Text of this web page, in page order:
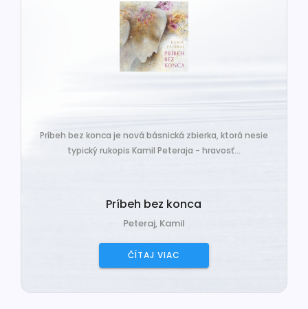
Príbeh bez konca je nová básnická zbierka, ktorá nesie
typický rukopis Kamil Peteraja - hravosť...
Príbeh bez konca
Peteraj, Kamil
ČÍTAJ VIAC